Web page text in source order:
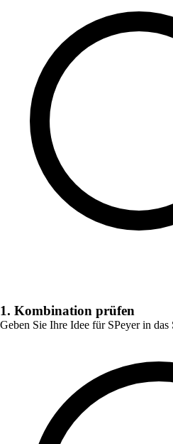
1. Kombination prüfen
Geben Sie Ihre Idee für SPeyerin das